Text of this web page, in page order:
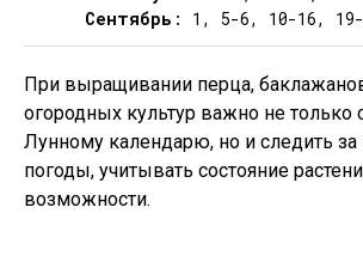
Сентябрь : 1, 5-6, 10-16, 19-
При выращивании перца,
огородных культур важно не только
Лунному календарю, но и следить за
погоды, учитывать состояние
возможности.